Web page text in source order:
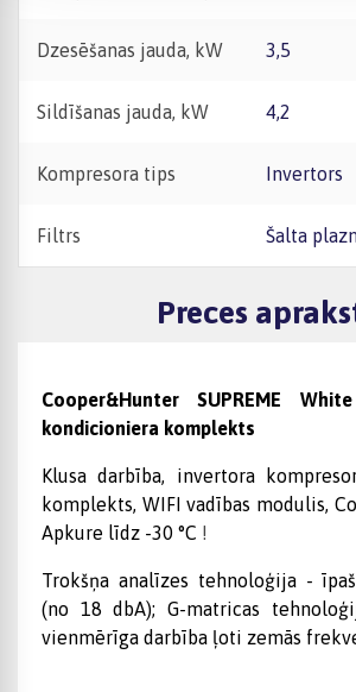
Dzesēšanas jauda, kW 3,5
Sildīšanas jauda, kW 4,2
Kompresora tips Invertors
Filtrs Šalta
Preces
Cooper&Hunter SUPREME
kondicioniera komplekts
Klusa darbība, invertora
komplekts, WIFI vadības modulis,
Apkure līdz -30 °C !
Trokšņa analīzes tehnoloģija -
(no 18 dbA); G-matricas
vienmērīga darbība ļoti zemās